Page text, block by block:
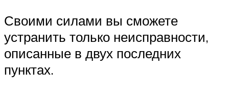
Своими силами вы сможете
устранить только неисправности,
описанные в двух последних
пунктах.